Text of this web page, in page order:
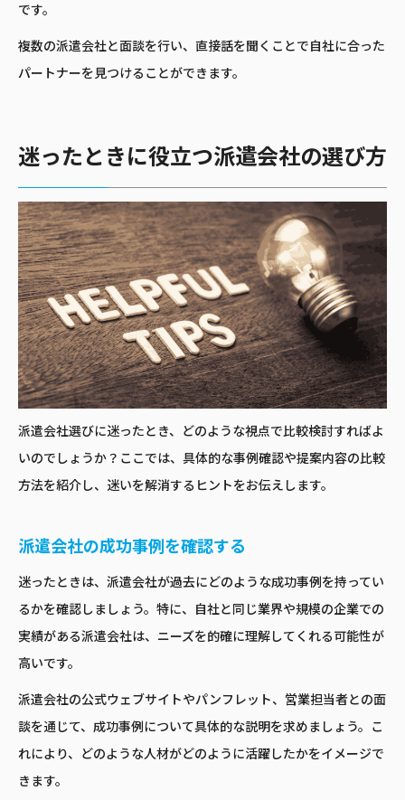
です。
複数の派遣会社と面談を行い、直接話を聞くことで自社に合った
パートナーを見つけることができます。
迷ったときに役立つ派遣会社の選び方
派遣会社選びに迷ったとき、どのような視点で比較検討すればよ
いのでしょうか？ここでは、具体的な事例確認や提案内容の比較
方法を紹介し、迷いを解消するヒントをお伝えします。
派遣会社の成功事例を確認する
迷ったときは、派遣会社が過去にどのような成功事例を持ってい
るかを確認しましょう。特に、自社と同じ業界や規模の企業での
実績がある派遣会社は、ニーズを的確に理解してくれる可能性が
高いです。
派遣会社の公式ウェブサイトやパンフレット、営業担当者との面
談を通じて、成功事例について具体的な説明を求めましょう。こ
れにより、どのような人材がどのように活躍したかをイメージで
きます。